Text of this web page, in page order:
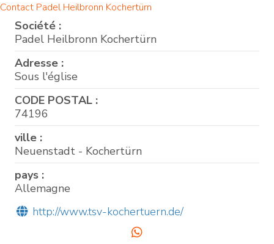
Contact Padel Heilbronn Kochertürn
Société :
Padel Heilbronn Kochertürn
Adresse :
Sous l'église
CODE POSTAL :
74196
ville :
Neuenstadt - Kochertürn
pays :
Allemagne
http://www.tsv-kochertuern.de/